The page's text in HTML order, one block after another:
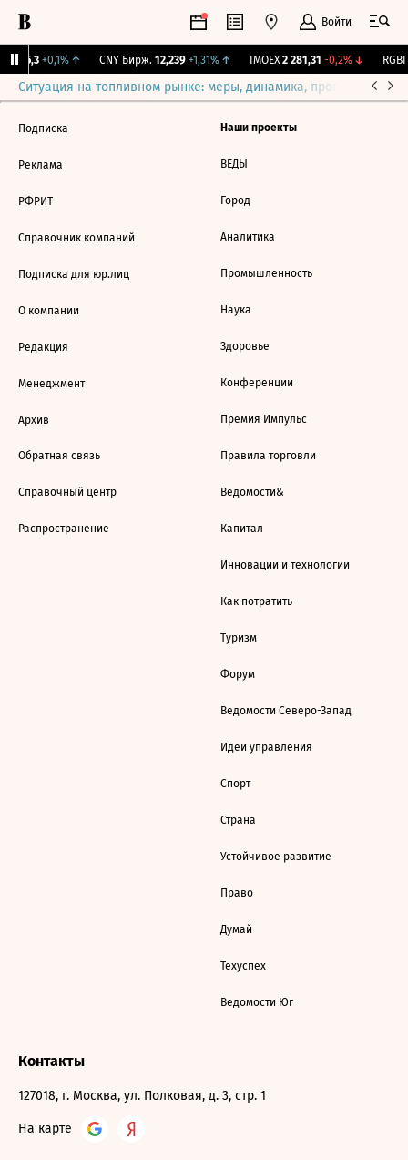
Войти
115,3 +0,1%↑ CNY Бирж. 12,239 +1,31%↑ IMOEX 2 281,31 -0,2%↓
Ситуация на топливном рынке: меры, динамика, прогнозы
Подписка
Реклама
РФРИТ
Справочник компаний
Подписка для юр.лиц
О компании
Редакция
Менеджмент
Архив
Обратная связь
Справочный центр
Распространение
Наши проекты
ВЕДЫ
Город
Аналитика
Промышленность
Наука
Здоровье
Конференции
Премия Импульс
Правила торговли
Ведомости&
Капитал
Инновации и технологии
Как потратить
Туризм
Форум
Ведомости Северо-Запад
Идеи управления
Спорт
Страна
Устойчивое развитие
Право
Думай
Техуспех
Ведомости Юг
Контакты
127018, г. Москва, ул. Полковая, д. 3, стр. 1
На карте